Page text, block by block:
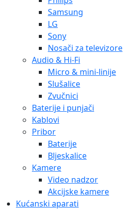
Samsung
LG
Sony
Nosači za televizore
Audio & Hi-Fi
Micro & mini-linije
Slušalice
Zvučnici
Baterije i punjači
Kablovi
Pribor
Baterije
Bljeskalice
Kamere
Video nadzor
Akcijske kamere
Kućanski aparati